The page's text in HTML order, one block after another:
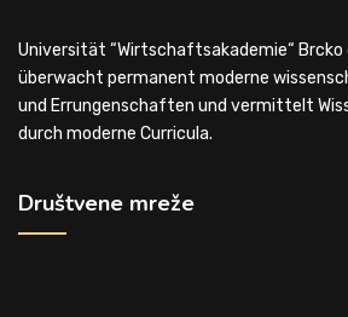
Universität “Wirtschaftsakademie“ Brcko
überwacht permanent moderne
und Errungenschaften und vermittelt
durch moderne Curricula.
Društvene mreže